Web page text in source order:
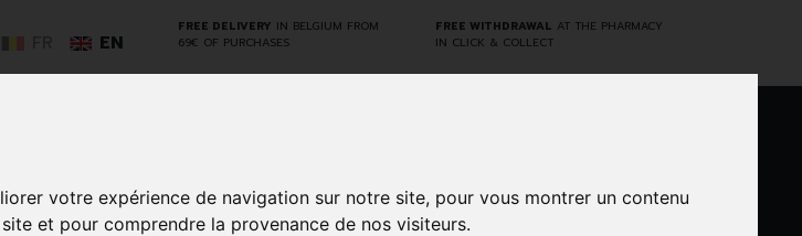
votre expérience de navigation sur notre site, pour vous montrer un contenu
et pour comprendre la provenance de nos visiteurs.
FREE DELIVERY IN BELGIUM FROM
69€ OF PURCHASES
FREE WITHDRAWAL AT THE PHARMACY
IN CLICK & COLLECT
EN